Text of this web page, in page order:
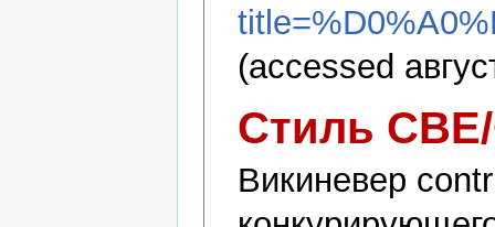
(accessed
Стиль
Викиневер